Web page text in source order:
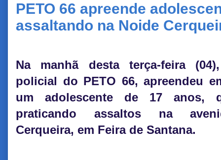
PETO 66 apreende
assaltando na Noide
Na manhã desta terça-feira
policial do PETO 66, apreendeu
um adolescente de 17 anos,
praticando assaltos na
Cerqueira, em Feira de Santana.